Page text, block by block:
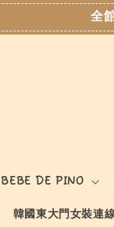
全
BEBE DE PINO
韓國東大門女裝連